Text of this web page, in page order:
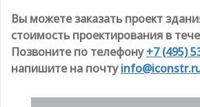
Вы можете заказать проект
стоимость проектирования в
Позвоните по телефону+7 (495)
напишите на почту